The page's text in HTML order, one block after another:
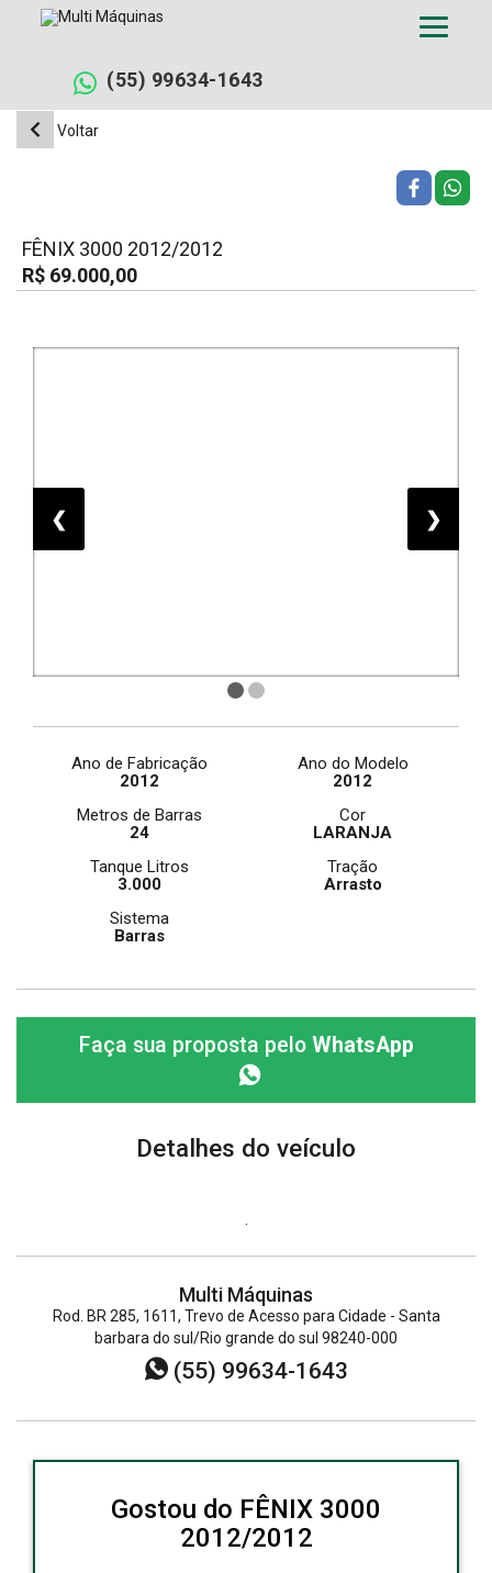
(55) 99634-1643
Voltar
FÊNIX 3000 2012/2012
R$ 69.000,00
❮ ❯
Ano de Fabricação
2012
Ano do Modelo
2012
Metros de Barras
24
Cor
LARANJA
Tanque Litros
3.000
Tração
Arrasto
Sistema
Barras
Faça sua proposta pelo WhatsApp
Detalhes do veículo
.
Multi Máquinas
Rod. BR 285, 1611, Trevo de Acesso para Cidade - Santa
barbara do sul/Rio grande do sul 98240-000
(55) 99634-1643
Gostou do FÊNIX 3000
2012/2012